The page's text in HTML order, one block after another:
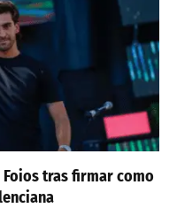
Foios tras firmar como